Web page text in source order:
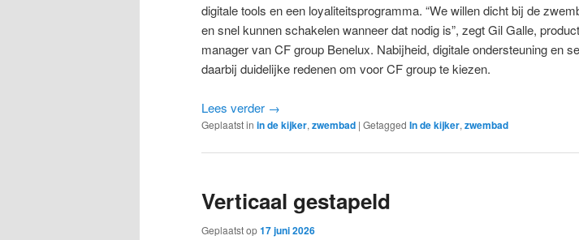
digitale tools en een loyaliteitsprogramma. “We willen dicht bij de
en snel kunnen schakelen wanneer dat nodig is”, zegt Gil Galle,
manager van CF group Benelux. Nabijheid, digitale ondersteuning en
daarbij duidelijke redenen om voor CF group te kiezen.
Lees verder →
Geplaatst in in de kijker, zwembad | Getagged In de kijker, zwembad
Verticaal gestapeld
Geplaatst op17 juni 2026